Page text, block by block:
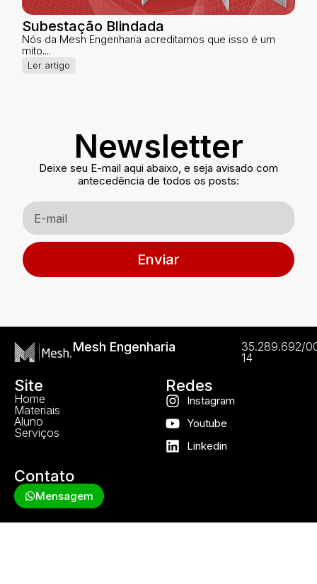
Subestação Blindada
Nós da Mesh Engenharia acreditamos que isso é um
mito....
Ler artigo
Newsletter
Deixe seu E-mail aqui abaixo, e seja avisado com
antecedência de todos os posts:
Enviar
Mesh Engenharia
35.289.692/
14
Site
Home
Materiais
Aluno
Serviços
Redes
Instagram
Youtube
Linkedin
Contato
Mensagem